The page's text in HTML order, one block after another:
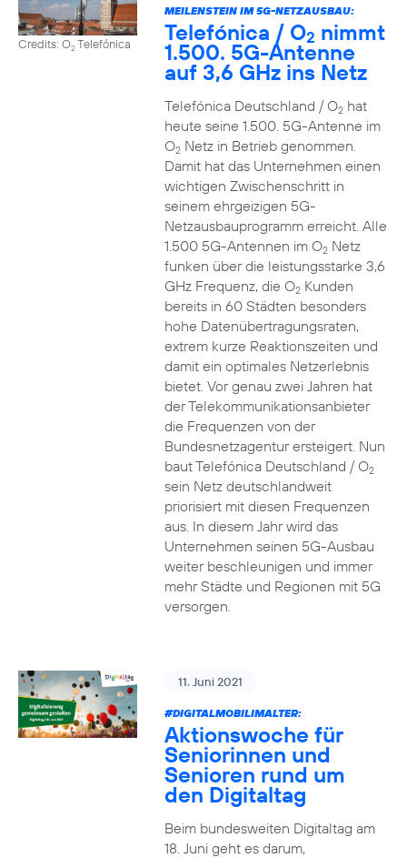
Credits: O2Telefónica
MEILENSTEIN IM 5G-NETZAUSBAU:
Telefónica / O2 nimmt
1.500. 5G-Antenne
auf 3,6 GHz ins Netz
Telefónica Deutschland / O2hat
heute seine 1.500. 5G-Antenne im
O2Netz in Betrieb genommen.
Damit hat das Unternehmen einen
wichtigen Zwischenschritt in
seinem ehrgeizigen 5G-
Netzausbauprogramm erreicht. Alle
1.500 5G-Antennen im O2Netz
funken über die leistungsstarke 3,6
GHz Frequenz, die O2Kunden
bereits in 60 Städten besonders
hohe Datenübertragungsraten,
extrem kurze Reaktionszeiten und
damit ein optimales Netzerlebnis
bietet. Vor genau zwei Jahren hat
der Telekommunikationsanbieter
die Frequenzen von der
Bundesnetzagentur ersteigert. Nun
baut Telefónica Deutschland / O2
sein Netz deutschlandweit
priorisiert mit diesen Frequenzen
aus. In diesem Jahr wird das
Unternehmen seinen 5G-Ausbau
weiter beschleunigen und immer
mehr Städte und Regionen mit 5G
versorgen.
11. Juni 2021
#DIGITALMOBILIMALTER:
Aktionswoche für
Seniorinnen und
Senioren rund um
den Digitaltag
Beim bundesweiten Digitaltag am
18. Juni geht es darum,